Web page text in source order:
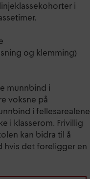
i
og klemming)
munnbind i
voksne på
i fellesarealene
i klasserom. Frivillig
kan bidra til å
hvis det foreligger en